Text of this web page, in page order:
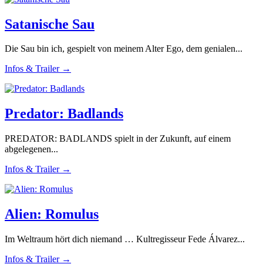
Satanische Sau
Die Sau bin ich, gespielt von meinem Alter Ego, dem genialen...
Infos & Trailer →
Predator: Badlands
PREDATOR: BADLANDS spielt in der Zukunft, auf einem
abgelegenen...
Infos & Trailer →
Alien: Romulus
Im Weltraum hört dich niemand … Kultregisseur Fede Álvarez...
Infos & Trailer →